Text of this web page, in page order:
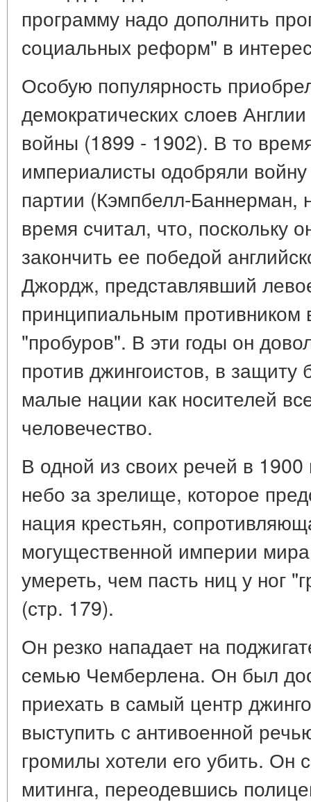
программу надо дополнить
социальных реформ" в
Особую популярность
демократических слоев
войны (1899 - 1902). В то
империалисты одобряли
партии (Кэмпбелл-Баннерман,
время считал, что, поскольку
закончить ее победой
Джордж, представлявший
принципиальным
"пробуров". В эти годы он
против джингоистов, в защиту
малые нации как носителей
человечество.
В одной из своих речей в
небо за зрелище, которое
нация крестьян,
могущественной империи
умереть, чем пасть ниц у ног
(стр. 179).
Он резко нападает на
семью Чемберлена. Он был
приехать в самый центр
выступить с антивоенной
громилы хотели его убить. Он
митинга, переодевшись